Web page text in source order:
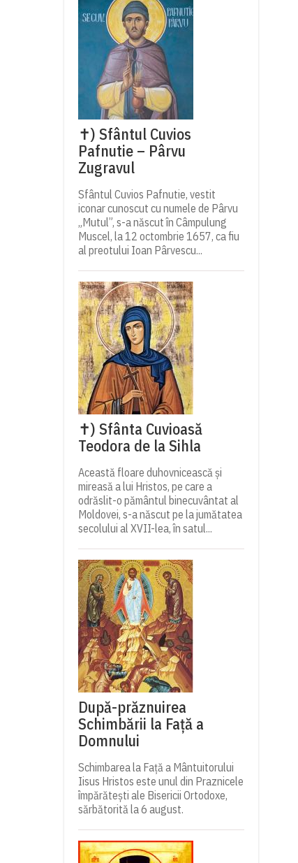
✝) Sfântul Cuvios
Pafnutie – Pârvu
Zugravul
Sfântul Cuvios Pafnutie, vestit
iconar cunoscut cu numele de Pârvu
„Mutul”, s-a născut în Câmpulung
Muscel, la 12 octombrie 1657, ca fiu
al preotului Ioan Pârvescu...
✝) Sfânta Cuvioasă
Teodora de la Sihla
Această floare duhovnicească și
mireasă a lui Hristos, pe care a
odrăslit-o pământul binecuvântat al
Moldovei, s-a născut pe la jumătatea
secolului al XVII-lea, în satul...
După-prăznuirea
Schimbării la Față a
Domnului
Schimbarea la Față a Mântuitorului
Iisus Hristos este unul din Praznicele
împărătești ale Bisericii Ortodoxe,
sărbătorită la 6 august.